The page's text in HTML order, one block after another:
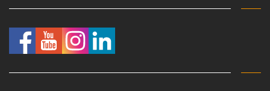
V
Vakuumiergeräte
Vertikutierer
Vogelscheuchen - Vogelabwehr
Kasco
Kemper
Kenwood